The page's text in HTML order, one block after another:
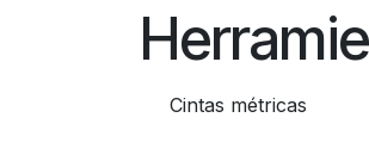
Cintas métricas